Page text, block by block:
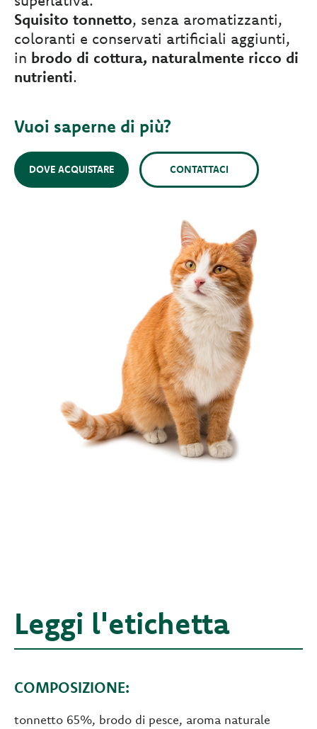
Squisito tonnetto, senza aromatizzanti,
coloranti e conservati artificiali aggiunti,
in brodo di cottura, naturalmente ricco di
nutrienti.
Vuoi saperne di più?
DOVE ACQUISTARE CONTATTACI
Leggi l'etichetta
COMPOSIZIONE:
tonnetto 65%, brodo di pesce, aroma naturale